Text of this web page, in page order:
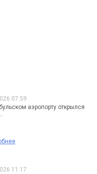
07:59
аэропорту открылся
11:17